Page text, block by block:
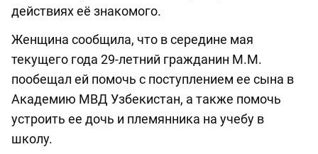
действиях её знакомого.
Женщина сообщила, что в середине мая
текущего года 29-летний гражданин М.М.
пообещал ей помочь с поступлением ее сына в
Академию МВД Узбекистан, а также помочь
устроить ее дочь и племянника на учебу в
школу.